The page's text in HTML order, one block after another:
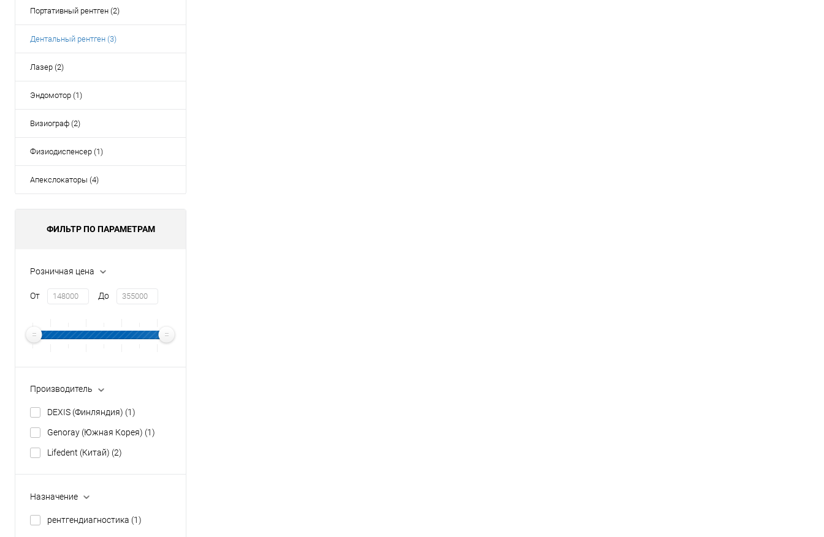
Портативный рентген (2)
Дентальный рентген (3)
Лазер (2)
Эндомотор (1)
Визиограф (2)
Физиодиспенсер (1)
Апекслокаторы (4)
ФИЛЬТР ПО ПАРАМЕТРАМ
Розничная цена
От До
Производитель
DEXIS (Финляндия) (1)
Genoray (Южная Корея) (1)
Lifedent (Китай) (2)
Назначение
рентгендиагностика (1)